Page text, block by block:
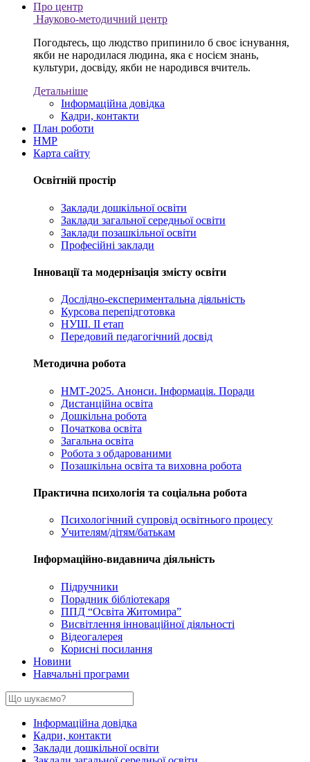
Про центр
Науково-методичний центр
Погодьтесь, що людство припинило б своє існування,
якби не народилася людина, яка є носієм знань,
культури, досвіду, якби не народився вчитель.
Детальніше
Інформаційна довідка
Кадри, контакти
План роботи
НМР
Карта сайту
Освітній простір
Заклади дошкільної освіти
Заклади загальної середньої освіти
Заклади позашкільної освіти
Професійні заклади
Інновації та модернізація змісту освіти
Дослідно-експериментальна діяльність
Курсова перепідготовка
НУШ. ІІ етап
Передовий педагогічний досвід
Методична робота
НМТ-2025. Анонси. Інформація. Поради
Дистанційна освіта
Дошкільна робота
Початкова освіта
Загальна освіта
Робота з обдарованими
Позашкільна освіта та виховна робота
Практична психологія та соціальна робота
Психологічний супровід освітнього процесу
Учителям/дітям/батькам
Інформаційно-видавнича діяльність
Підручники
Порадник бібліотекаря
ППД “Освіта Житомира”
Висвітлення інноваційної діяльності
Відеогалерея
Корисні посилання
Новини
Навчальні програми
Інформаційна довідка
Кадри, контакти
Заклади дошкільної освіти